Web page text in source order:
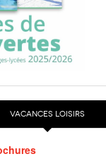
VACANCES LOISIRS